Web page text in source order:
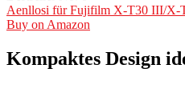
Aenllosi für Fujifilm X-T30 III/X-
Buy on Amazon
Kompaktes Design